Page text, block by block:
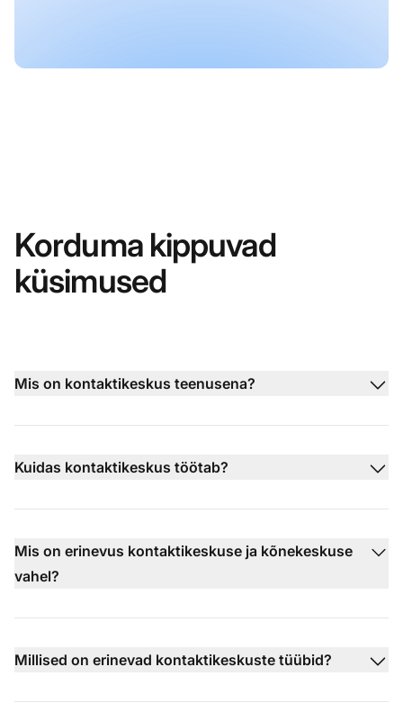
Korduma kippuvad
küsimused
Mis on kontaktikeskus teenusena?
Kuidas kontaktikeskus töötab?
Mis on erinevus kontaktikeskuse ja kõnekeskuse
vahel?
Millised on erinevad kontaktikeskuste tüübid?